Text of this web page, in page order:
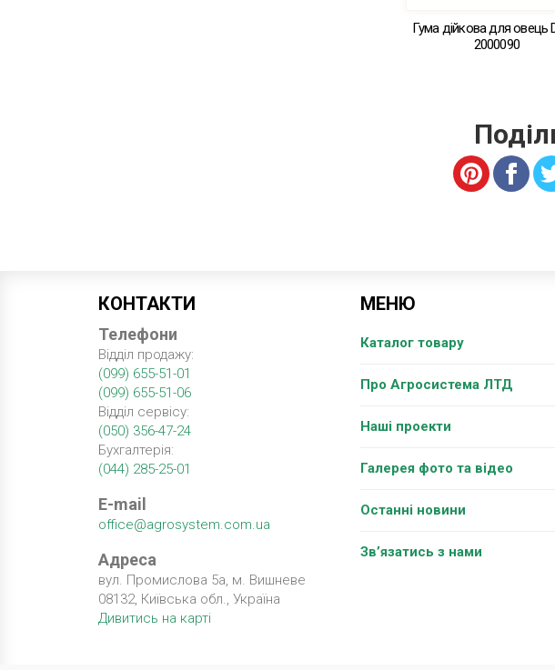
Гума дійкова для овець
2000090
КОНТАКТИ
Телефони
Відділ продажу:
(099) 655-51-01
(099) 655-51-06
Відділ сервісу:
(050) 356-47-24
Бухгалтерія:
(044) 285-25-01
E-mail
office@agrosystem.com.ua
Адреса
вул. Промислова 5а, м. Вишневе
08132, Київська обл., Україна
Дивитись на карті
МЕНЮ
Каталог товару
Про Агросистема ЛТД
Наші проекти
Галерея фото та відео
Останні новини
Зв’язатись з нами